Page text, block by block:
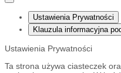
Ustawienia Prywatności
Klauzula informacyjna
Ustawienia Prywatności
Ta strona używa ciasteczek